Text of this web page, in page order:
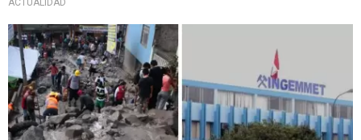
ACTUALIDAD
Advierten riesgos